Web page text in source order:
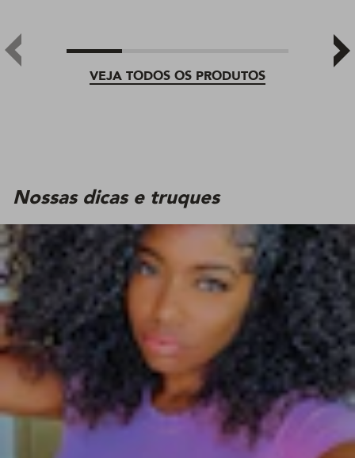
VEJA TODOS OS PRODUTOS
Nossas dicas e truques